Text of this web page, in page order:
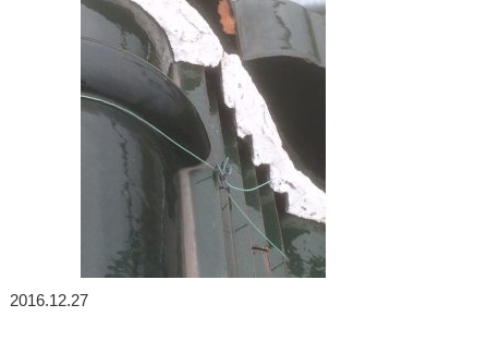
2016.12.27